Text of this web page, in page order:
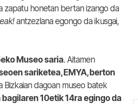
zapatu honetan bertan izango da
antzezlana egongo da ikusgai,
Museo saria. Aitamen
sariketea, EMYA, berton
Bizkaian dagoan museo batek
bagilaren 10etik 14ra egingo da